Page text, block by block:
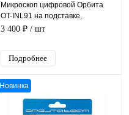
Микроскоп цифровой Орбита
OT-INL91 на подставке,
увеличение 1600X, 12*9*7 см
3 400 ₽ / шт
Подробнее
Новинка